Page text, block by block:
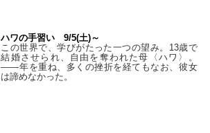
ハワの手習い 9/5(土)～
この世界で、学びがたった一つの望み。13歳で
結婚させられ、自由を奪われた母〈ハワ〉。
——年を重ね、多くの挫折を経てもなお、彼女
は諦めなかった。